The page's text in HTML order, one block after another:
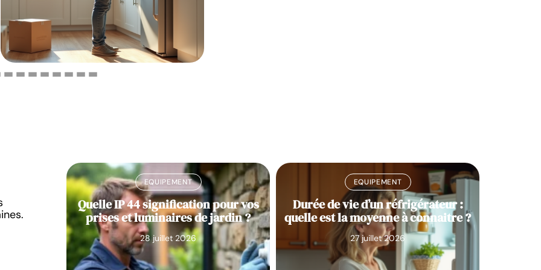
votre
?
EQUIPEMENT
Quelle IP 44 signification pour vos
prises et luminaires de jardin ?
28 juillet 2026
EQUIPEMENT
Durée de vie d’un réfrigérateur :
quelle est la moyenne à connaitre ?
27 juillet 2026